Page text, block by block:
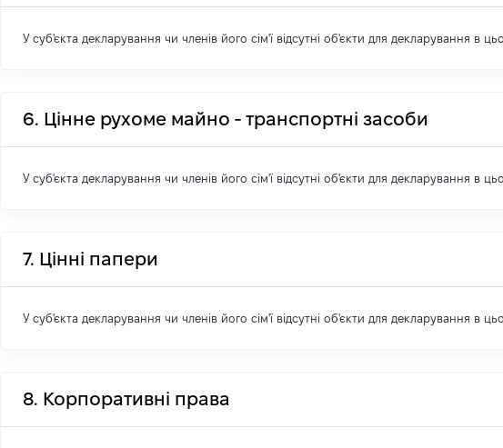
У суб'єкта декларування чи членів його сім'ї відсутні об'єкти для декларування в
6. Цінне рухоме майно - транспортні засоби
У суб'єкта декларування чи членів його сім'ї відсутні об'єкти для декларування в
7. Цінні папери
У суб'єкта декларування чи членів його сім'ї відсутні об'єкти для декларування в
8. Корпоративні права